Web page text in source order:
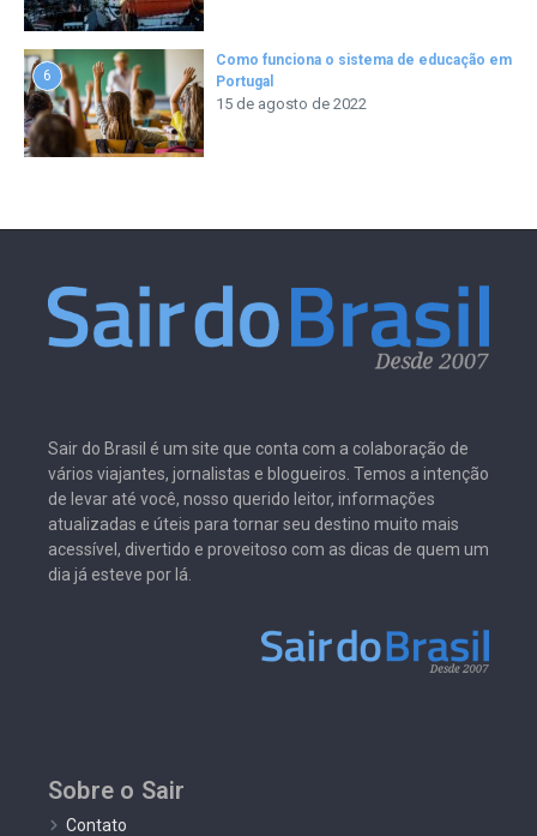
6
Como funciona o sistema de educação em
Portugal
15 de agosto de 2022
Sair do Brasil é um site que conta com a colaboração de
vários viajantes, jornalistas e blogueiros. Temos a intenção
de levar até você, nosso querido leitor, informações
atualizadas e úteis para tornar seu destino muito mais
acessível, divertido e proveitoso com as dicas de quem um
dia já esteve por lá.
Sobre o Sair
Contato